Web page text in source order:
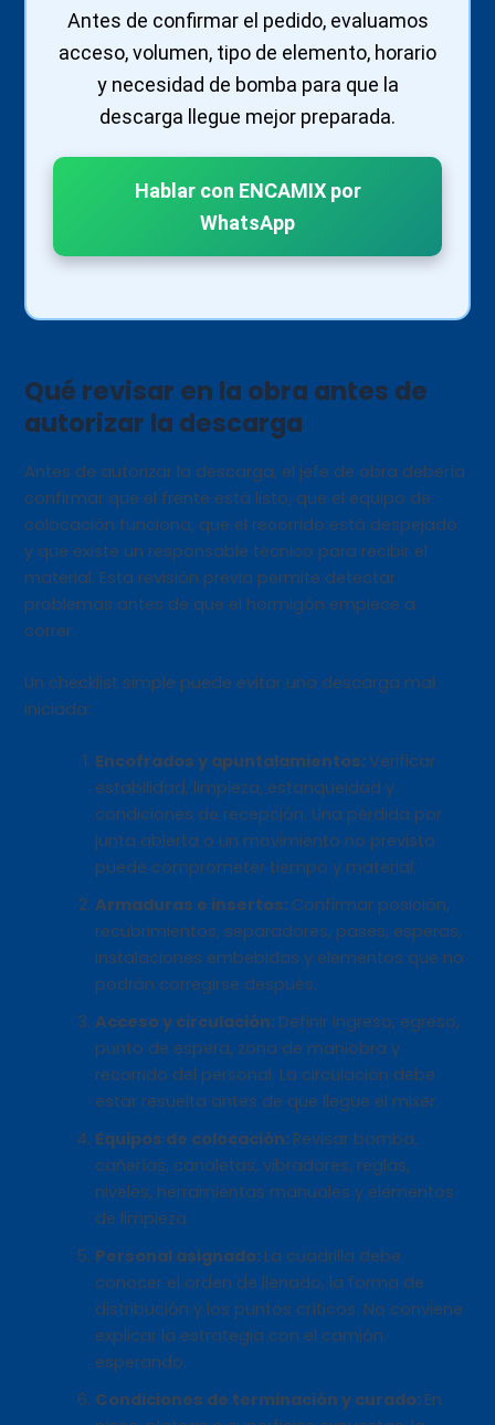
Antes de confirmar el pedido, evaluamos
acceso, volumen, tipo de elemento, horario
y necesidad de bomba para que la
descarga llegue mejor preparada.
Hablar con ENCAMIX por
WhatsApp
Qué revisar en la obra antes de
autorizar la descarga
Antes de autorizar la descarga, el jefe de obra debería
confirmar que el frente está listo, que el equipo de
colocación funciona, que el recorrido está despejado
y que existe un responsable técnico para recibir el
material. Esta revisión previa permite detectar
problemas antes de que el hormigón empiece a
correr.
Un checklist simple puede evitar una descarga mal
iniciada:
Encofrados y apuntalamientos:Verificar
estabilidad, limpieza, estanqueidad y
condiciones de recepción. Una pérdida por
junta abierta o un movimiento no previsto
puede comprometer tiempo y material.
Armaduras e insertos: Confirmar posición,
recubrimientos, separadores, pases, esperas,
instalaciones embebidas y elementos que no
podrán corregirse después.
Acceso y circulación: Definir ingreso, egreso,
punto de espera, zona de maniobra y
recorrido del personal. La circulación debe
estar resuelta antes de que llegue el mixer.
Equipos de colocación: Revisar bomba,
cañerías, canaletas, vibradores, reglas,
niveles, herramientas manuales y elementos
de limpieza.
Personal asignado: La cuadrilla debe
conocer el orden de llenado, la forma de
distribución y los puntos críticos. No conviene
explicar la estrategia con el camión
esperando.
Condiciones de terminación y curado: En